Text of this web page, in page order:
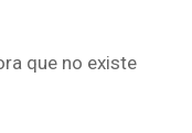
que no existe